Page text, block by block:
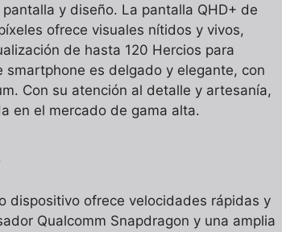
y diseño. La pantalla QHD+ de
ofrece visuales nítidos y vivos,
de hasta 120 Hercios para
es delgado y elegante, con
Con su atención al detalle y artesanía,
en el mercado de gama alta.
dispositivo ofrece velocidades rápidas y
Qualcomm Snapdragon y una amplia